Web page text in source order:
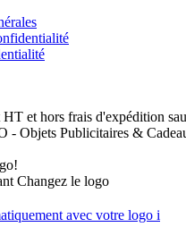
et hors frais d'expédition
- Objets Publicitaires &
Changez le logo
avec votre logo i